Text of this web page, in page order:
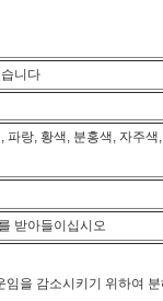
니다
파랑, 황색, 분홍색, 자주색
받아들이십시오
을 감소시키기 위하여 분